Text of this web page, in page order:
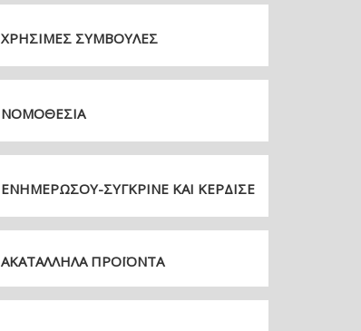
ΧΡΗΣΙΜΕΣ ΣΥΜΒΟΥΛΕΣ
ΝΟΜΟΘΕΣΙΑ
ΕΝΗΜΕΡΏΣΟΥ-ΣΎΓΚΡΙΝΕ ΚΑΙ ΚΈΡΔΙΣΕ
ΑΚΑΤΑΛΛΗΛΑ ΠΡΟΪΟΝΤΑ